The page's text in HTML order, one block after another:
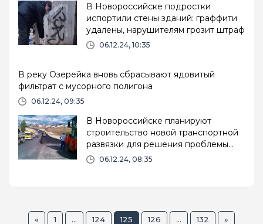
В Новороссийске подростки
испортили стены зданий: граффити
удалены, нарушителям грозит штраф
06.12.24, 10:35
В реку Озерейка вновь сбрасывают ядовитый
фильтрат с мусорного полигона
06.12.24, 09:35
В Новороссийске планируют
строительство новой транспортной
развязки для решения проблемы
пробок
06.12.24, 08:35
« 1 ... 124 125 126 ... 132 »